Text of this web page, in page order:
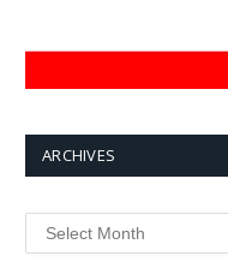
ARCHIVES
Archives